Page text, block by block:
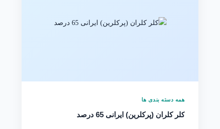
همه دسته بندی ها
کلر کلران (پرکلرین) ایرانی 65 درصد